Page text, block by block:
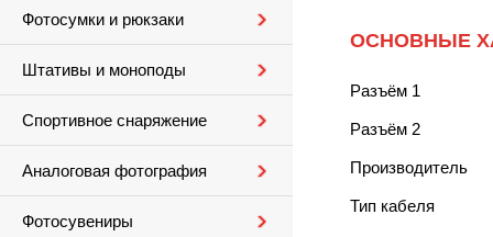
Фотосумки и рюкзаки
Штативы и моноподы
Спортивное снаряжение
Аналоговая фотография
Фотосувениры
ОСНОВНЫЕ
Разъём 1
Разъём 2
Производитель
Тип кабеля